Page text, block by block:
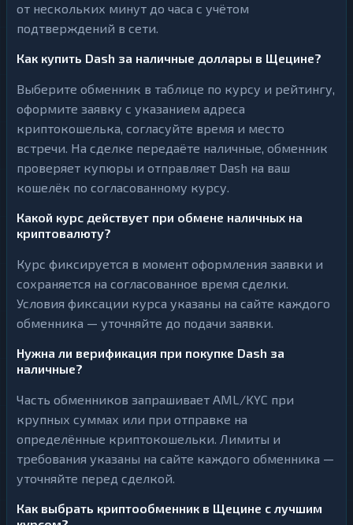
от нескольких минут до часа с учётом
подтверждений в сети.
Как купить Dash за наличные доллары в Щецине?
Выберите обменник в таблице по курсу и рейтингу,
оформите заявку с указанием адреса
криптокошелька, согласуйте время и место
встречи. На сделке передаёте наличные, обменник
проверяет купюры и отправляет Dash на ваш
кошелёк по согласованному курсу.
Какой курс действует при обмене наличных на
криптовалюту?
Курс фиксируется в момент оформления заявки и
сохраняется на согласованное время сделки.
Условия фиксации курса указаны на сайте каждого
обменника — уточняйте до подачи заявки.
Нужна ли верификация при покупке Dash за
наличные?
Часть обменников запрашивает AML/KYC при
крупных суммах или при отправке на
определённые криптокошельки. Лимиты и
требования указаны на сайте каждого обменника —
уточняйте перед сделкой.
Как выбрать криптообменник в Щецине с лучшим